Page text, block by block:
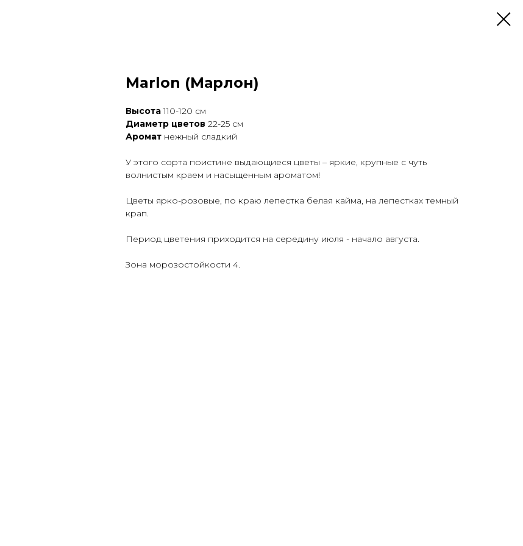
Marlon (Марлон)
Высота110-120 см
Диаметр цветов 22-25 см
Аромат нежный сладкий
У этого сорта поистине выдающиеся цветы – яркие, крупные с чуть
волнистым краем и насыщенным ароматом!
Цветы ярко-розовые, по краю лепестка белая кайма, на лепестках темный
крап.
Период цветения приходится на середину июля - начало августа.
Зона морозостойкости 4.